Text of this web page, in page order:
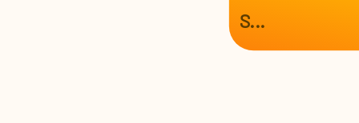
S...